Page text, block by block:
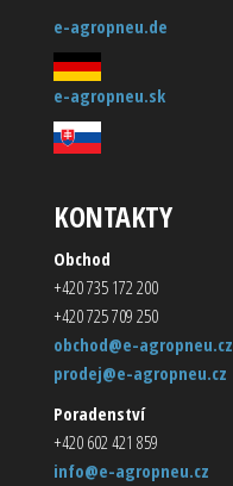
e-agropneu.de
e-agropneu.sk
KONTAKTY
Obchod
+420 735 172 200
+420 725 709 250
obchod@e-agropneu.cz
prodej@e-agropneu.cz
Poradenství
+420 602 421 859
info@e-agropneu.cz